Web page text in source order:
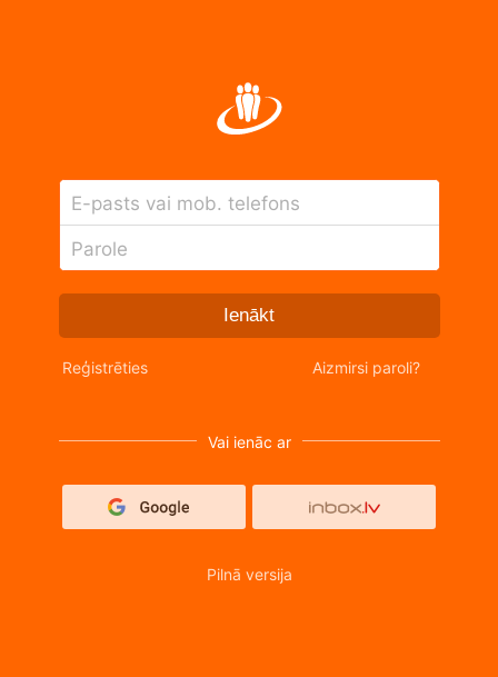
E-pasts vai mob. telefons
Parole
Ienākt
Reģistrēties Aizmirsi paroli?
Vai ienāc ar
Pilnā versija